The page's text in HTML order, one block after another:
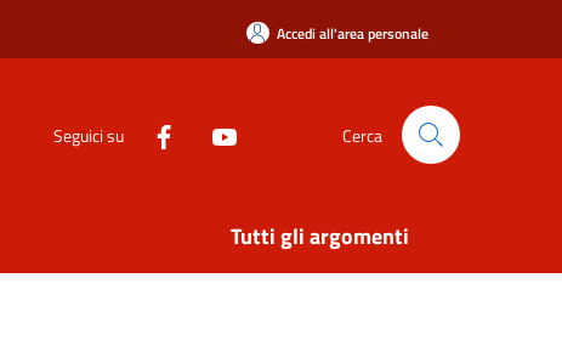
Accedi all'area personale
Seguici su Cerca
Tutti gli argomenti